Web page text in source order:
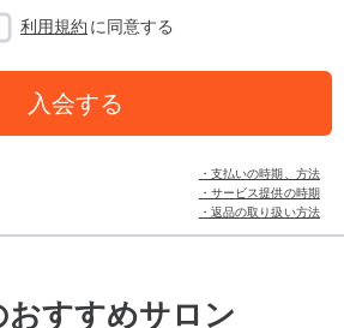
利用規約 に同意する
入会する
・支払いの時期、方法
・サービス提供の時期
・返品の取り扱い方法
おすすめサロン